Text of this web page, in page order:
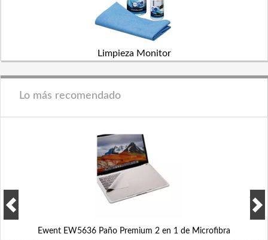
Limpieza Monitor
Lo más recomendado
Ewent EW5636 Paño Premium 2 en 1 de Microfibra